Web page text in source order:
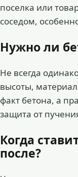
поселка или
соседом,
Нужно ли
Не всегда
высоты,
факт бетона, а
защита от
Когда
после?